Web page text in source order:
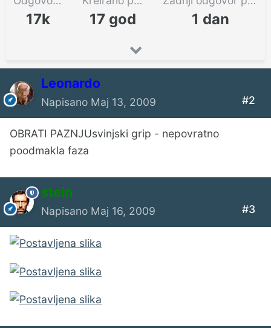
17k 17 god 1 dan
Leonardo
Napisano Maj 13, 2009 #2
OBRATI PAZNJUsvinjski grip - nepovratno
poodmakla faza
stein
Napisano Maj 16, 2009 #3